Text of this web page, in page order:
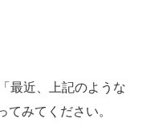
最近、上記のような
てみてください。